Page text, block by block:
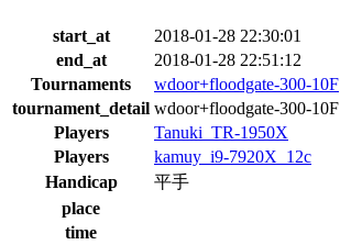
start_at
2018-01-28 22:30:01
end_at
2018-01-28 22:51:12
Tournaments
wdoor+floodgate-300-10F
tournament_detail wdoor+floodgate-300-10F
Players
Tanuki_TR-1950X
Players
kamuy_i9-7920X_12c
Handicap
平手
place
time